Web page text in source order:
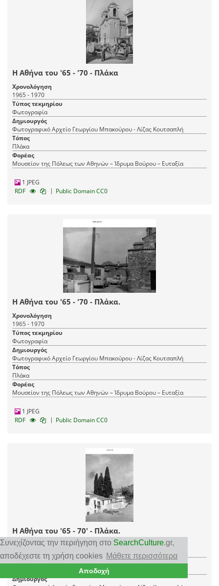
Συνεχίζοντας την περιήγηση στο SearchCulture.gr,
αποδέχεστε τη χρήση cookies Μάθετε περισσότερα
Αποδοχή
Η Αθήνα του '65 - '70 - Πλάκα
Χρονολόγηση
1965 - 1970
Τύπος τεκμηρίου
Φωτογραφία
Δημιουργός
Φωτογραφικό Αρχείο Γεωργίου Μπακούρου - Λίζας Κουτσαπλή
Τόπος
Πλάκα
Φορέας
Μουσείον της Πόλεως των Αθηνών – Ίδρυμα Βούρου – Ευταξία
1 JPEG
RDF
| Public Domain CC0
Η Αθήνα του '65 - '70 - Πλάκα.
Χρονολόγηση
1965 - 1970
Τύπος τεκμηρίου
Φωτογραφία
Δημιουργός
Φωτογραφικό Αρχείο Γεωργίου Μπακούρου - Λίζας Κουτσαπλή
Τόπος
Πλάκα
Φορέας
Μουσείον της Πόλεως των Αθηνών – Ίδρυμα Βούρου – Ευταξία
1 JPEG
RDF
| Public Domain CC0
Η Αθήνα του '65 - 70' - Πλάκα.
Χρονολόγηση
1960
Τύπος τεκμηρίου
Δημιουργός